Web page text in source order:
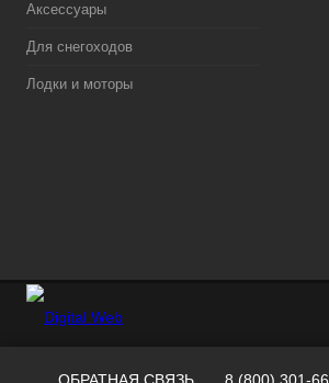
Аксессуары
Для снегоходов
Лодки и моторы
ОБРАТНАЯ СВЯЗЬ 8 (800) 301-